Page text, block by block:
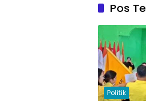
Pos
Politik